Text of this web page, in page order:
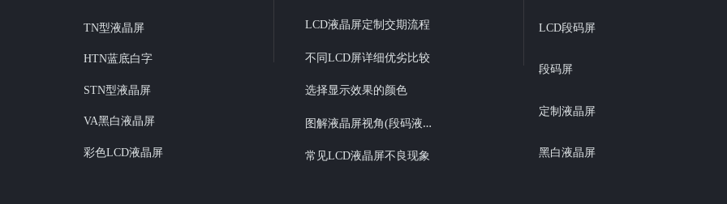
LCD液晶屏定制交期流程
不同LCD屏详细优劣比较
选择显示效果的颜色
图
解液晶屏视角(段码液晶6点、12点视角选择）
常见LCD液晶屏不良现象
LCD段码屏
段码屏
定制液晶屏
黑白液晶屏
TN型液晶屏
HTN蓝底白字
STN型液晶屏
VA黑白液晶屏
彩色LCD液晶屏